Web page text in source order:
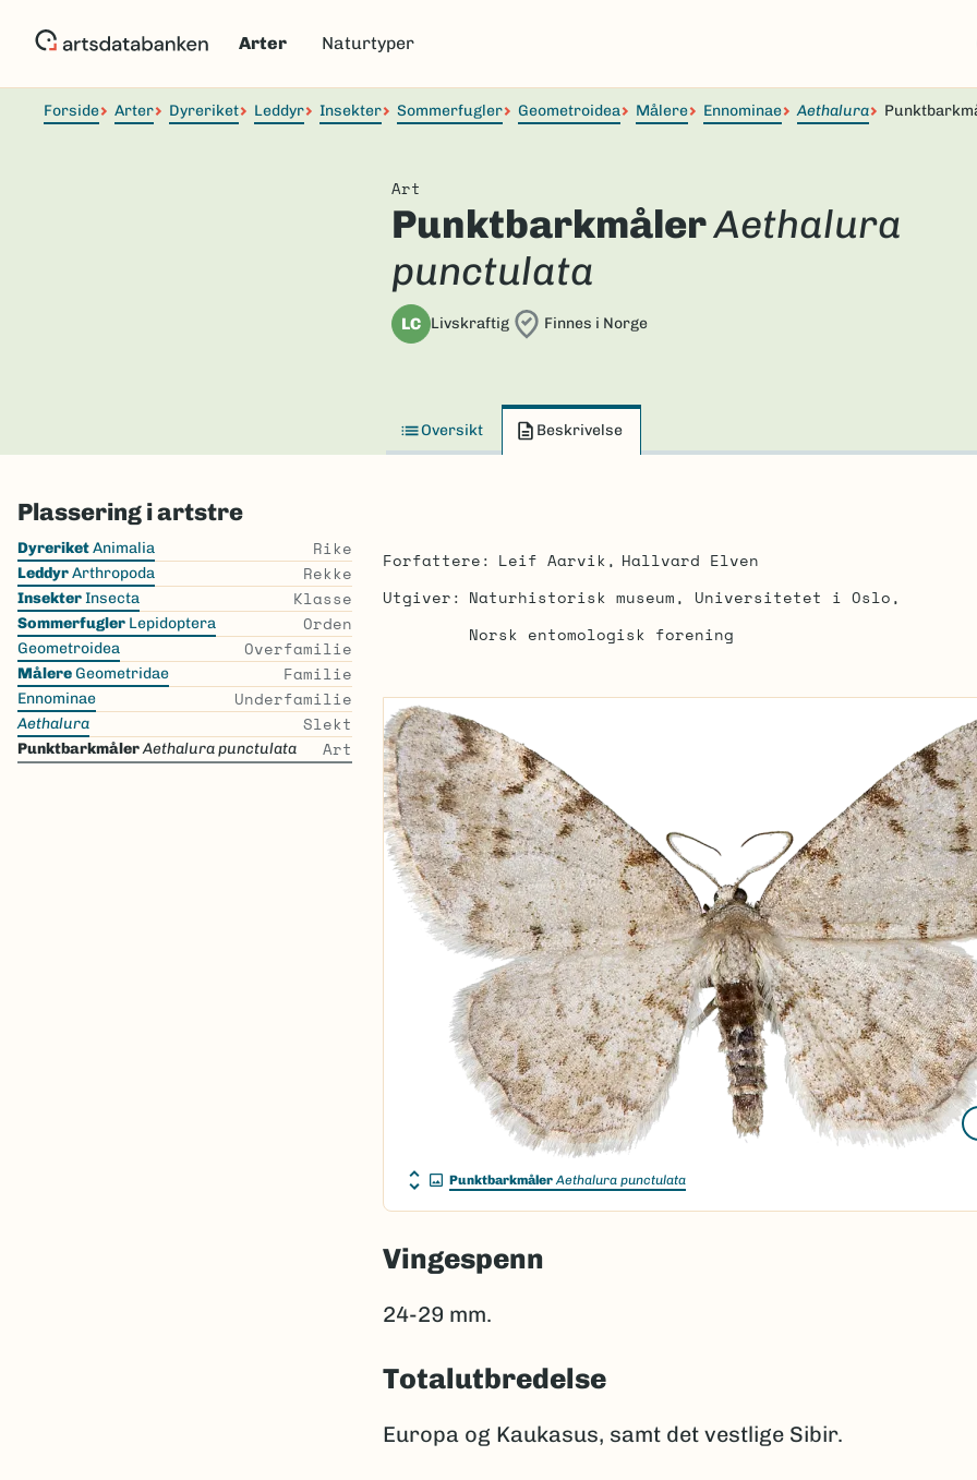
Arter Naturtyper
Forside Arter Dyreriket Leddyr Insekter Sommerfugler Geometroidea Målere Ennominae Aethalura
Art
PunktbarkmålerAethalura
punctulata
LC Livskraftig Finnes i Norge
Oversikt Beskrivelse
Plassering i artstre
Skip
the
list
DyreriketAnimalia Rike
LeddyrArthropoda Rekke
InsekterInsecta Klasse
Sommerfugler Lepidoptera Orden
Geometroidea Overfamilie
MålereGeometridae Familie
Ennominae Underfamilie
Aethalura Slekt
PunktbarkmålerAethalura punctulata Art
Forfattere Leif Aarvik
Hallvard Elven
Utgiver
Naturhistorisk museum, Universitetet i Oslo
Norsk entomologisk forening
Punktbarkmåler Aethalura punctulata
Vingespenn
24-29 mm.
Totalutbredelse
Europa og Kaukasus, samt det vestlige Sibir.